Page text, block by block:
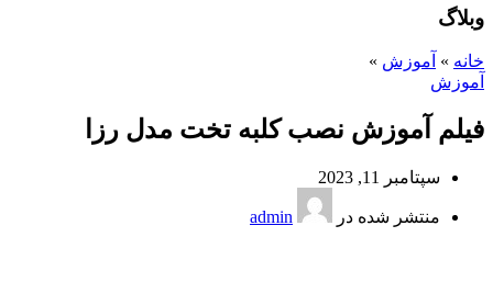
وبلاگ
خانه » آموزش »
آموزش
فیلم آموزش نصب کلبه تخت مدل رزا
سپتامبر 11, 2023
منتشر شده در admin